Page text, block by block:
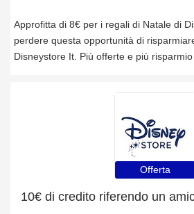
Approfitta di 8€ per i regali di Natale di
perdere questa opportunità di
Disneystore It. Più offerte e più
Offerta
10€ di credito riferendo un